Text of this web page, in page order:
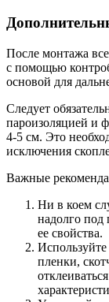
После монтажа
с помощью
основой для
Следует
пароизоляцией и
4-5 см. Это
исключения
Важные
Ни в коем
надолго
ее свойства.
пленки,